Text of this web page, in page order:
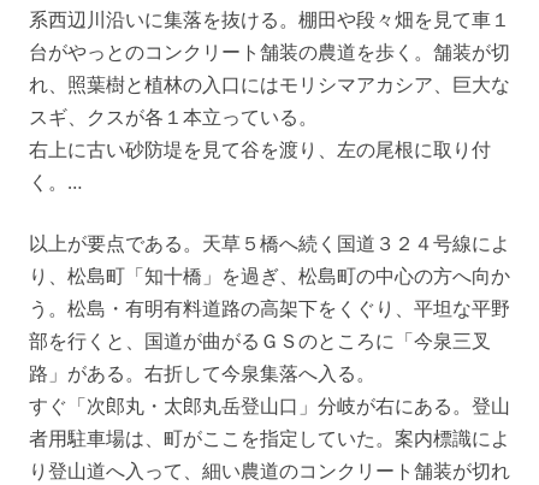
系西辺川沿いに集落を抜ける。棚田や段々畑を見て車１
台がやっとのコンクリート舗装の農道を歩く。舗装が切
れ、照葉樹と植林の入口にはモリシマアカシア、巨大な
スギ、クスが各１本立っている。
右上に古い砂防堤を見て谷を渡り、左の尾根に取り付
く。…
以上が要点である。天草５橋へ続く国道３２４号線によ
り、松島町「知十橋」を過ぎ、松島町の中心の方へ向か
う。松島・有明有料道路の高架下をくぐり、平坦な平野
部を行くと、国道が曲がるＧＳのところに「今泉三叉
路」がある。右折して今泉集落へ入る。
すぐ「次郎丸・太郎丸岳登山口」分岐が右にある。登山
者用駐車場は、町がここを指定していた。案内標識によ
り登山道へ入って、細い農道のコンクリート舗装が切れ